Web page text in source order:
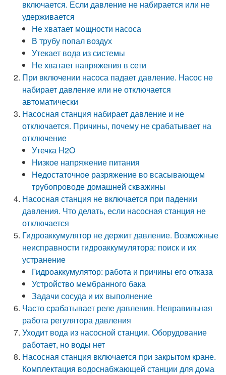
включается. Если давление не набирается или не
удерживается
Не хватает мощности насоса
В трубу попал воздух
Утекает вода из системы
Не хватает напряжения в сети
При включении насоса падает давление. Насос не
набирает давление или не отключается
автоматически
Насосная станция набирает давление и не
отключается. Причины, почему не срабатывает на
отключение
Утечка H2O
Низкое напряжение питания
Недостаточное разряжение во всасывающем
трубопроводе домашней скважины
Насосная станция не включается при падении
давления. Что делать, если насосная станция не
отключается
Гидроаккумулятор не держит давление. Возможные
неисправности гидроаккумулятора: поиск и их
устранение
Гидроаккумулятор: работа и причины его отказа
Устройство мембранного бака
Задачи сосуда и их выполнение
Часто срабатывает реле давления. Неправильная
работа регулятора давления
Уходит вода из насосной станции. Оборудование
работает, но воды нет
Насосная станция включается при закрытом кране.
Комплектация водоснабжающей станции для дома